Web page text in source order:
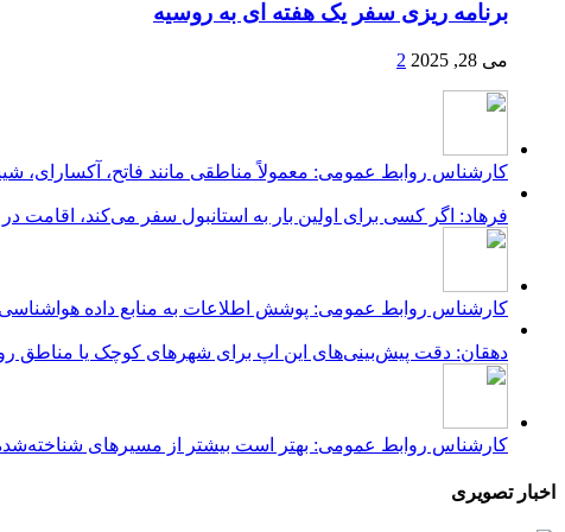
برنامه ریزی سفر یک هفته ای به روسیه
می 28, 2025 2
کارشناس روابط عمومی: معمولاً مناطقی مانند فاتح، آکسارای،
فرهاد: اگر کسی برای اولین بار به استانبول سفر می‌کند، اقامت
کارشناس روابط عمومی: پوشش اطلاعات به منابع داده
دهقان: دقت پیش‌بینی‌های این اپ برای شهرهای کوچک یا مناطق
کارشناس روابط عمومی: بهتر است بیشتر از مسیرهای شناخته‌شده
اخبار تصویری